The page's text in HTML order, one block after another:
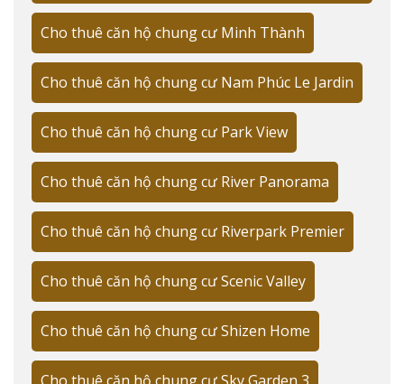
với các trung tâm thương mại và tiện ích quan trọng
của Quận 7.
Kết nối thuận tiện đến trung tâm thành phố
TheoCBRE Vietnam, vị trí của The Peak Garden chỉ
cách:
Phú Mỹ Hưng: 5 phút di chuyển
Quận 1: 15 phút qua cầu Nguyễn Văn Cừ
Sân bay Tân Sơn Nhất: 25 phút
Ngoài The Peak Garden,căn hộ cho
thuê Quận 7đang trở thành lựa chọn
hàng đầu cho cư dân tìm kiếm không
gian sống hiện đại với kết nối thuận
Cho thuê căn hộ chung cư Minh Thành
Cho thuê căn hộ chung cư Nam Phúc Le Jardin
Cho thuê căn hộ chung cư Park View
Cho thuê căn hộ chung cư River Panorama
Cho thuê căn hộ chung cư Riverpark Premier
Cho thuê căn hộ chung cư Scenic Valley
Cho thuê căn hộ chung cư Shizen Home